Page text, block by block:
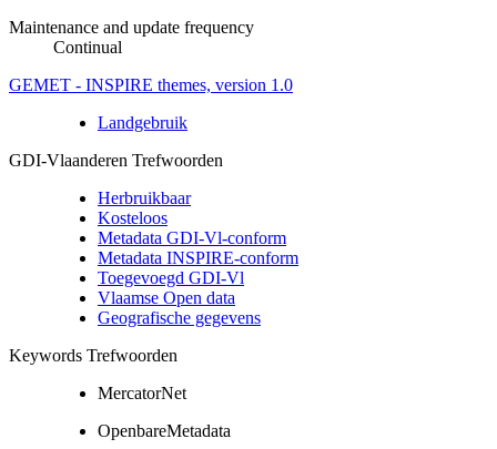
Maintenance and update frequency
Continual
GEMET - INSPIRE themes, version 1.0
Landgebruik
GDI-Vlaanderen Trefwoorden
Herbruikbaar
Kosteloos
Metadata GDI-Vl-conform
Metadata INSPIRE-conform
Toegevoegd GDI-Vl
Vlaamse Open data
Geografische gegevens
Keywords Trefwoorden
MercatorNet
OpenbareMetadata